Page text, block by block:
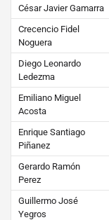
César Javier Gamarra
Crecencio Fidel
Noguera
Diego Leonardo
Ledezma
Emiliano Miguel
Acosta
Enrique Santiago
Piñanez
Gerardo Ramón
Perez
Guillermo José
Yegros